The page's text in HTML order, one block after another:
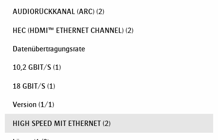
AUDIORÜCKKANAL (ARC) (2)
HEC (HDMI™ ETHERNET CHANNEL) (2)
Datenübertragungsrate
10,2 GBIT/S (1)
18 GBIT/S (1)
Version (1/1)
HIGH SPEED MIT ETHERNET (2)